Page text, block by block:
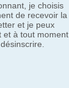
je choisis
de recevoir la
et je peux
et à tout moment